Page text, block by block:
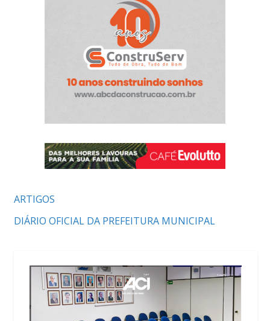
ARTIGOS
DIÁRIO OFICIAL DA PREFEITURA MUNICIPAL